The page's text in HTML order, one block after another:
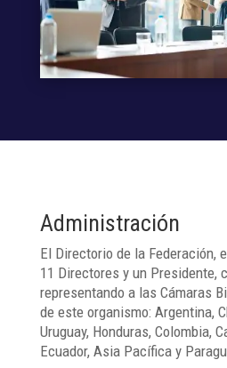
Administración
El Directorio de la Federación,
11 Directores y un Presidente,
representando a las Cámaras
de este organismo: Argentina,
Uruguay, Honduras, Colombia,
Ecuador, Asia Pacífica y